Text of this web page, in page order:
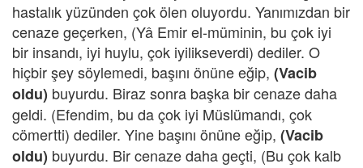
hastalık yüzünden çok ölen oluyordu. Yanımızdan bir
cenaze geçerken, (Yâ Emir el-müminin, bu çok iyi
bir insandı, iyi huylu, çok iyilikseverdi) dediler. O
hiçbir şey söylemedi, başını önüne eğip, (Vacib
oldu) buyurdu. Biraz sonra başka bir cenaze daha
geldi. (Efendim, bu da çok iyi Müslümandı, çok
cömertti) dediler. Yine başını önüne eğip, (Vacib
oldu) buyurdu. Bir cenaze daha geçti, (Bu çok kalb